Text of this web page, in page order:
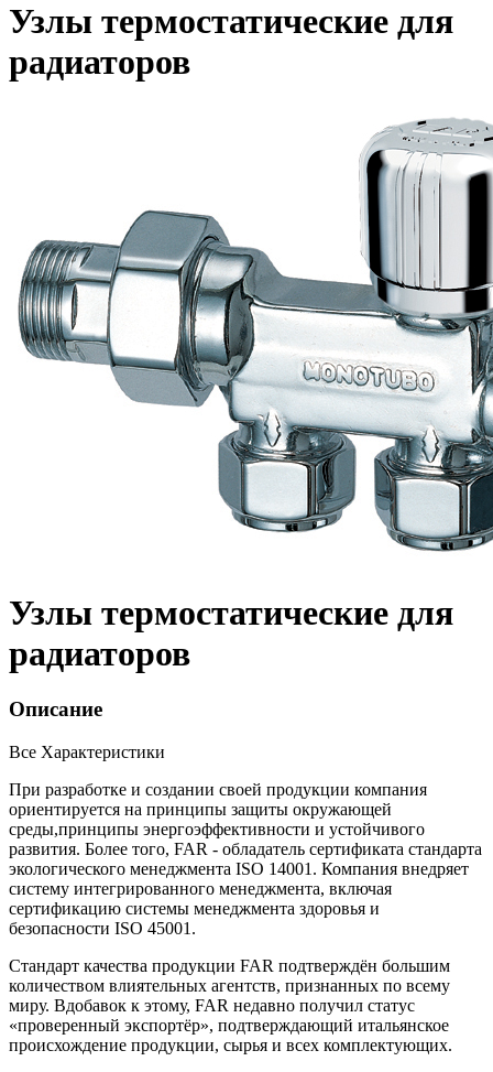
Узлы термостатические для
радиаторов
Узлы термостатические для
радиаторов
Описание
Все Характеристики
При разработке и создании своей продукции компания
ориентируется на принципы защиты окружающей
среды,принципы энергоэффективности и устойчивого
развития. Более того, FAR - обладатель сертификата стандарта
экологического менеджмента ISO 14001. Компания внедряет
систему интегрированного менеджмента, включая
сертификацию системы менеджмента здоровья и
безопасности ISO 45001.
Стандарт качества продукции FAR подтверждён большим
количеством влиятельных агентств, признанных по всему
миру. Вдобавок к этому, FAR недавно получил статус
«проверенный экспортёр», подтверждающий итальянское
происхождение продукции, сырья и всех комплектующих.